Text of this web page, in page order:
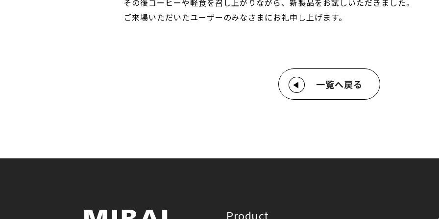
その後コーヒーや軽食を召し上がりながら、新製品をお試しいただきました。
ご来場いただいたユーザーのみなさまにお礼申し上げます。
一覧へ戻る
Product